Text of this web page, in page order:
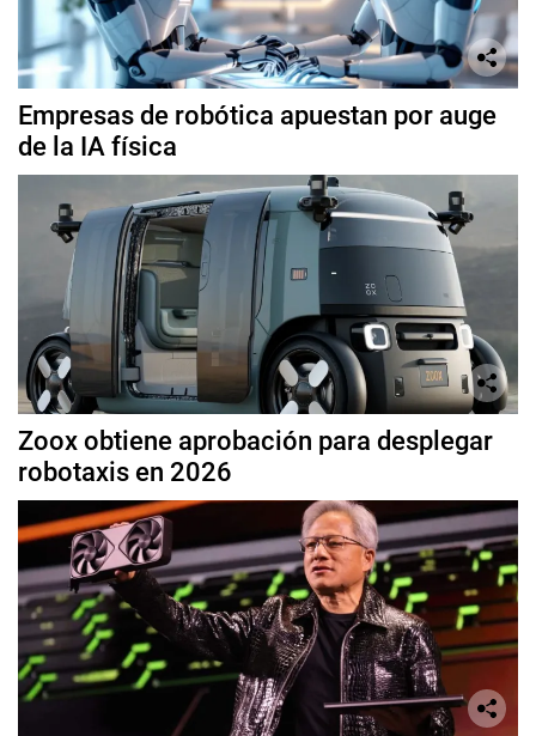
Empresas de robótica apuestan por auge
de la IA física
Zoox obtiene aprobación para desplegar
robotaxis en 2026